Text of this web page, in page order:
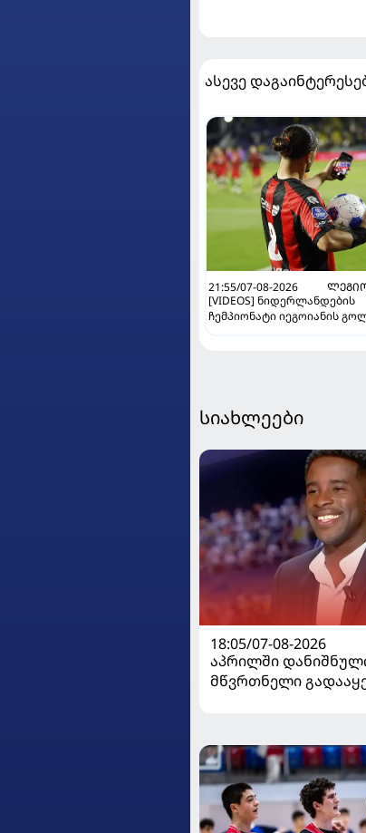
ასევე
21:55/07-08-2026
[VIDEOS] ნიდერლანდების
ჩემპიონატი იეგოიანის
სიახლეები
18:05/07-08-2026
აპრილში
მწვრთნელი